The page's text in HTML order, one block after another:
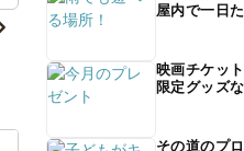
屋内で一日
映画チケッ
限定グッズ
その道のプ